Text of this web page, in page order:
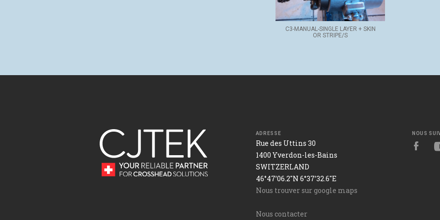
C3-MANUAL-SINGLE LAYER + SKIN
OR STRIPE/S
ADRESSE
Rue des Uttins 30
1400 Yverdon-les-Bains
SWITZERLAND
46°47’06.2"N 6°37’32.6"E
Nous trouver sur google maps
Nous contacter
NOUS